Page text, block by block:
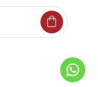
shopping_bag